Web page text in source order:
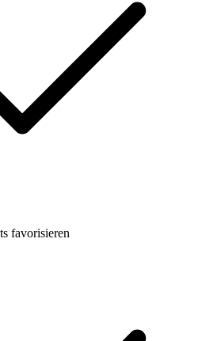
favorisieren